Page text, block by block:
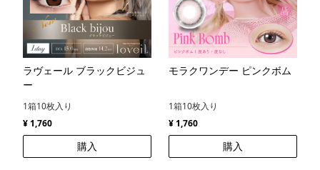
ラヴェール ブラックビジュ
ー
1箱10枚入り
¥ 1,760
購入
モラクワンデー ピンクボム
1箱10枚入り
¥ 1,760
購入